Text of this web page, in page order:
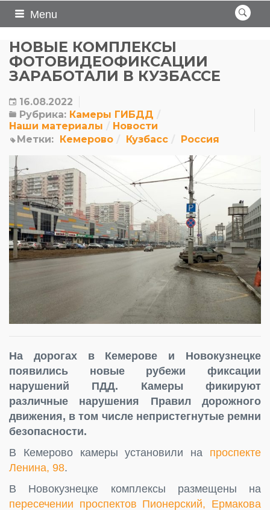
Menu
НОВЫЕ КОМПЛЕКСЫ
ФОТОВИДЕОФИКСАЦИИ
ЗАРАБОТАЛИ В КУЗБАССЕ
16.08.2022
Рубрика: Камеры ГИБДД
Наши материалы
Новости
Метки: Кемерово Кузбасс Россия
На дорогах в Кемерове и Новокузнецке
появились новые рубежи фиксации
нарушений ПДД. Камеры фикируют
различные нарушения Правил дорожного
движения, в том числе непристегнутые ремни
безопасности.
В Кемерово камеры установили на проспекте
Ленина, 98.
В Новокузнецке комплексы размещены на
пересечении проспектов Пионерский, Ермакова